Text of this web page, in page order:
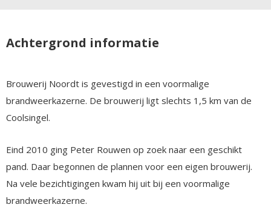
Achtergrond informatie
Brouwerij Noordt is gevestigd in een voormalige
brandweerkazerne. De brouwerij ligt slechts 1,5 km van de
Coolsingel.
Eind 2010 ging Peter Rouwen op zoek naar een geschikt
pand. Daar begonnen de plannen voor een eigen brouwerij.
Na vele bezichtigingen kwam hij uit bij een voormalige
brandweerkazerne.